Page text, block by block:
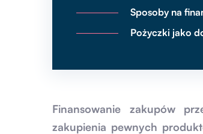
Sposoby na
Pożyczki jako
Finansowanie zakupów
zakupienia pewnych